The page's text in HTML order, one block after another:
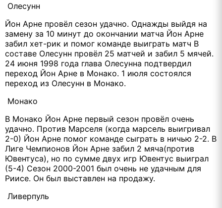
Олесунн
Йон Арне провёл сезон удачно. Однажды выйдя на
замену за 10 минут до окончании матча Йон Арне
забил хет-рик и помог команде выиграть матч В
составе Олесунн провёл 25 матчей и забил 5 мячей.
24 июня 1998 года глава Олесунна подтвердил
переход Йон Арне в Монако. 1 июля состоялся
переход из Олесунн в Монако.
Монако
В Монако Йон Арне первый сезон провёл очень
удачно. Против Марселя (когда марсель выигривал
2-0) Йон Арне помог команде сыграть в ничью 2-2. В
Лиге Чемпионов Йон Арне забил 2 мяча(против
Ювентуса), но по сумме двух игр Ювентус выиграл
(5-4) Сезон 2000-2001 был очень не удачным для
Риисе. Он был выставлен на продажу.
Ливерпуль